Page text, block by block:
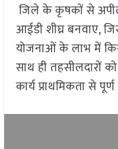
जिले के कृषकों से
आईडी शीघ्र बनवाए,
योजनाओं के लाभ में
साथ ही तहसीलदारों को
कार्य प्राथमिकता से